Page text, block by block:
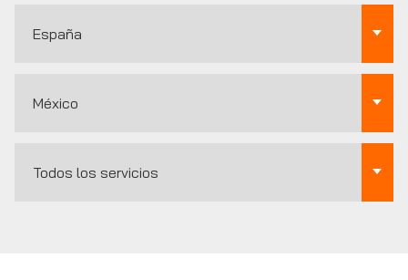
España
México
Todos los servicios